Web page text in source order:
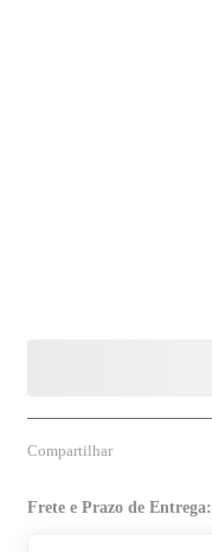
Compartilhar
Frete e Prazo de Entrega: